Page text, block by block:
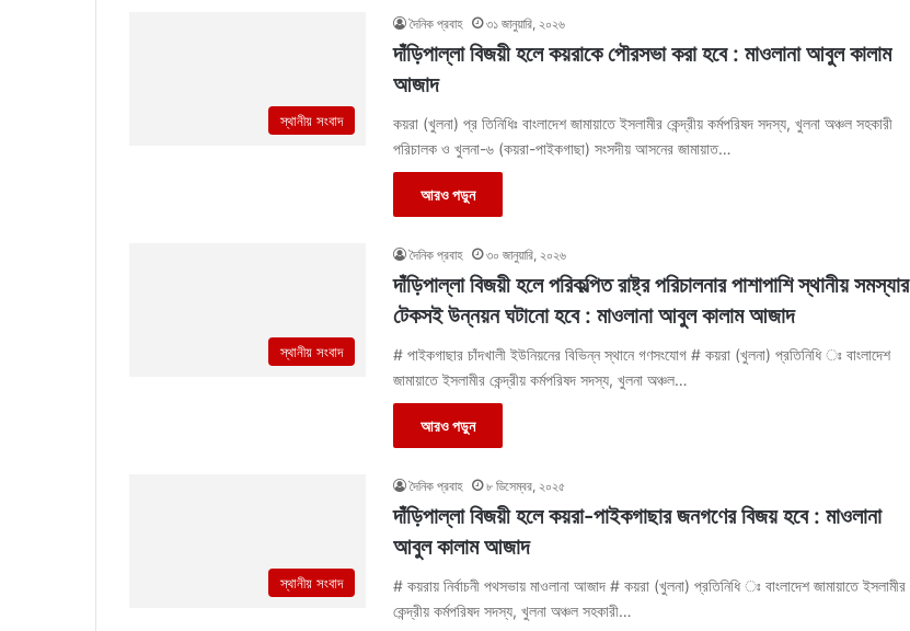
স্থানীয় সংবাদ
দৈনিক প্রবাহ ৩১ জানুয়ারি, ২০২৬
দাঁড়িপাল্লা বিজয়ী হলে কয়রাকে পৌরসভা করা হবে : মাওলানা আবুল কালাম
আজাদ
কয়রা (খুলনা) প্র তিনিধিঃ বাংলাদেশ জামায়াতে ইসলামীর কেন্দ্রীয় কর্মপরিষদ সদস্য, খুলনা অঞ্চল সহকারী
পরিচালক ও খুলনা-৬ (কয়রা-পাইকগাছা) সংসদীয় আসনের জামায়াত…
আরও পড়ুন
স্থানীয় সংবাদ
দৈনিক প্রবাহ ৩০ জানুয়ারি, ২০২৬
দাঁড়িপাল্লা বিজয়ী হলে পরিকল্পিত রাষ্ট্র পরিচালনার পাশাপাশি স্থানীয় সমস্যার
টেকসই উন্নয়ন ঘটানো হবে : মাওলানা আবুল কালাম আজাদ
# পাইকগাছার চাঁদখালী ইউনিয়নের বিভিন্ন স্থানে গণসংযোগ # কয়রা (খুলনা) প্রতিনিধি ঃ বাংলাদেশ
জামায়াতে ইসলামীর কেন্দ্রীয় কর্মপরিষদ সদস্য, খুলনা অঞ্চল…
আরও পড়ুন
স্থানীয় সংবাদ
দৈনিক প্রবাহ ৮ ডিসেম্বর, ২০২৫
দাঁড়িপাল্লা বিজয়ী হলে কয়রা-পাইকগাছার জনগণের বিজয় হবে : মাওলানা
আবুল কালাম আজাদ
# কয়রায় নির্বাচনী পথসভায় মাওলানা আজাদ # কয়রা (খুলনা) প্রতিনিধি ঃ বাংলাদেশ জামায়াতে ইসলামীর
কেন্দ্রীয় কর্মপরিষদ সদস্য, খুলনা অঞ্চল সহকারী…